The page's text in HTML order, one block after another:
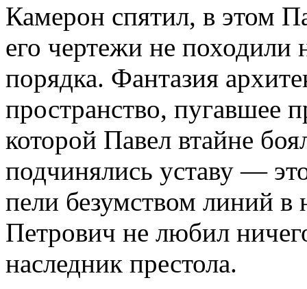
Камерон спятил, в этом
его чертежи не
порядка. Фантазия
пространство, пугавшее
которой Павел втайне
подчинялись уставу —
пели безумством линий
Петрович не любил
наследник престола.